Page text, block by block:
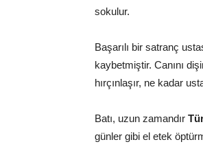
sokulur.
Başarılı bir satranç
kaybetmiştir. Canını
hırçınlaşır, ne kadar
Batı, uzun zamandır
günler gibi el etek